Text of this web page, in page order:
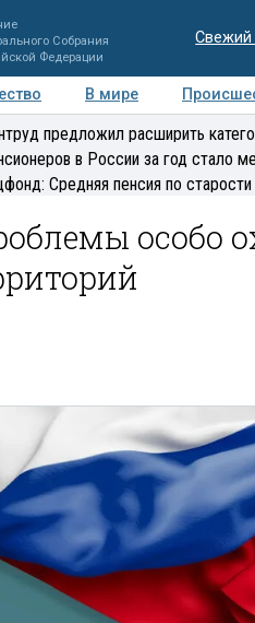
Собрания
Федерации
Свежий
В мире
Регионы Медиацентр
предложил расширить
в России за год стало
Средняя пенсия по
особо